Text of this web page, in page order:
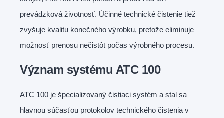
prevádzková životnosť. Účinné technické čistenie tiež
zvyšuje kvalitu konečného výrobku, pretože eliminuje
možnosť prenosu nečistôt počas výrobného procesu.
Význam systému ATC 100
ATC 100 je špecializovaný čistiaci systém a stal sa
hlavnou súčasťou protokolov technického čistenia v